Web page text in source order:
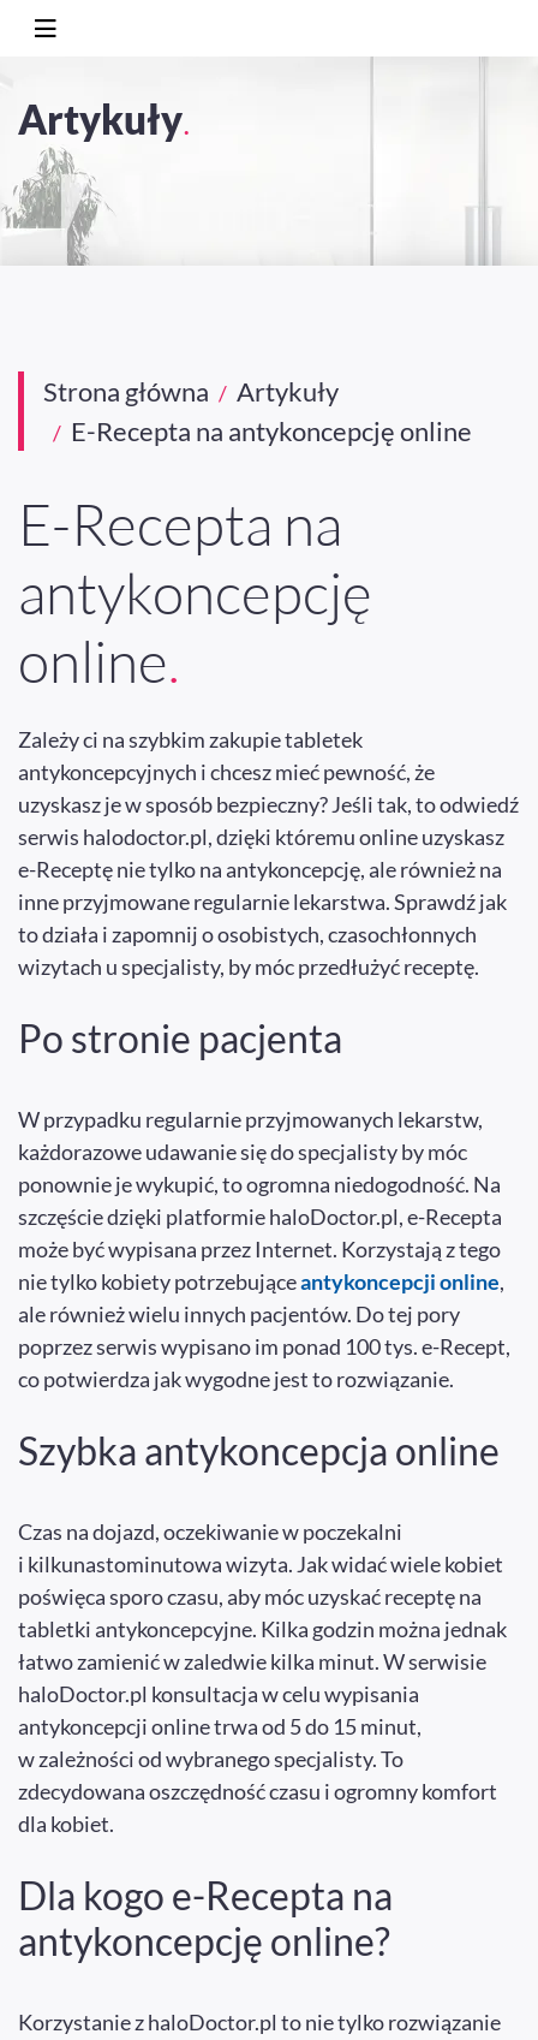
Artykuły.
Strona główna
Artykuły
E-Recepta na antykoncepcję online
E-Recepta na
antykoncepcję
online.
Zależy ci na szybkim zakupie tabletek
antykoncepcyjnych i chcesz mieć pewność, że
uzyskasz je w sposób bezpieczny? Jeśli tak, to odwiedź
serwis halodoctor.pl, dzięki któremu online uzyskasz
e-Receptę nie tylko na antykoncepcję, ale również na
inne przyjmowane regularnie lekarstwa. Sprawdź jak
to działa i zapomnij o osobistych, czasochłonnych
wizytach u specjalisty, by móc przedłużyć receptę.
Po stronie pacjenta
W przypadku regularnie przyjmowanych lekarstw,
każdorazowe udawanie się do specjalisty by móc
ponownie je wykupić, to ogromna niedogodność. Na
szczęście dzięki platformie haloDoctor.pl, e-Recepta
może być wypisana przez Internet. Korzystają z tego
nie tylko kobiety potrzebująceantykoncepcji online,
ale również wielu innych pacjentów. Do tej pory
poprzez serwis wypisano im ponad 100 tys. e-Recept,
co potwierdza jak wygodne jest to rozwiązanie.
Szybka antykoncepcja online
Czas na dojazd, oczekiwanie w poczekalni
i kilkunastominutowa wizyta. Jak widać wiele kobiet
poświęca sporo czasu, aby móc uzyskać receptę na
tabletki antykoncepcyjne. Kilka godzin można jednak
łatwo zamienić w zaledwie kilka minut. W serwisie
haloDoctor.pl konsultacja w celu wypisania
antykoncepcji online trwa od 5 do 15 minut,
w zależności od wybranego specjalisty. To
zdecydowana oszczędność czasu i ogromny komfort
dla kobiet.
Dla kogo e-Recepta na
antykoncepcję online?
Korzystanie z haloDoctor.pl to nie tylko rozwiązanie